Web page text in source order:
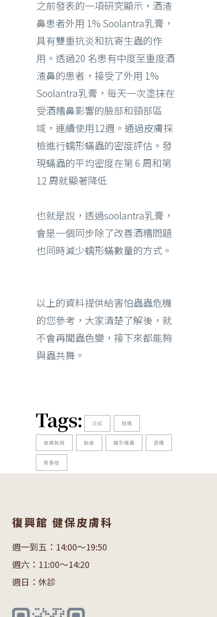
之前發表的一項研究顯示，酒渣
鼻患者外用 1% Soolantra乳膏，
具有雙重抗炎和抗寄生蟲的作
用。透過20 名患有中度至重度酒
渣鼻的患者，接受了外用 1%
Soolantra乳膏，每天一次塗抹在
受酒糟鼻影響的臉部和頸部區
域，連續使用12週。通過皮膚採
檢進行蠕形蟎蟲的密度評估。發
現蟎蟲的平均密度在第 6 周和第
12 周就顯著降低
也就是說，透過soolantra乳膏，
會是一個同步除了改善酒糟問題
也同時減少蠕形蟎數量的方式。
以上的資料提供給害怕蟲蟲危機
的您參考，大家清楚了解後，就
不會再聞蟲色變，接下來都能夠
與蟲共舞。
Tags: 泛紅 發癢
皮膚脫屑 脫皮 蠕形蟎蟲 酒糟
青春痘
復興館 健保皮膚科
週一到五：14:00～19:50
週六：11:00～14:20
週日：休診